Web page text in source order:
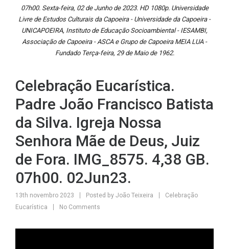
07h00. Sexta-feira, 02 de Junho de 2023. HD 1080p. Universidade
Livre de Estudos Culturais da Capoeira - Universidade da Capoeira -
UNICAPOEIRA, Instituto de Educação Socioambiental - IESAMBI,
Associação de Capoeira - ASCA e Grupo de Capoeira MEIA LUA -
Fundado Terça-feira, 29 de Maio de 1962.
Celebração Eucarística.
Padre João Francisco Batista
da Silva. Igreja Nossa
Senhora Mãe de Deus, Juiz
de Fora. IMG_8575. 4,38 GB.
07h00. 02Jun23.
13th novembro 2023 Posted by João Teixeira
Celebração
Eucarística
No Comments